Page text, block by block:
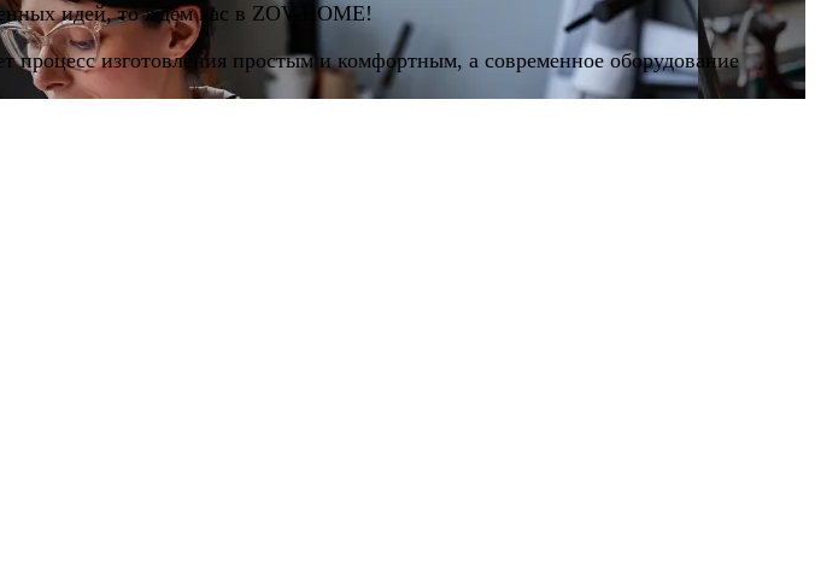
идей, то ждём вас в ZOV-HOME!
процесс изготовления простым и комфортным, а современное оборудование